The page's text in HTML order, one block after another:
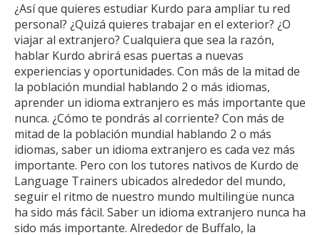
¿Así que quieres estudiar Kurdo para ampliar tu red
personal? ¿Quizá quieres trabajar en el exterior? ¿O
viajar al extranjero? Cualquiera que sea la razón,
hablar Kurdo abrirá esas puertas a nuevas
experiencias y oportunidades. Con más de la mitad de
la población mundial hablando 2 o más idiomas,
aprender un idioma extranjero es más importante que
nunca. ¿Cómo te pondrás al corriente? Con más de
mitad de la población mundial hablando 2 o más
idiomas, saber un idioma extranjero es cada vez más
importante. Pero con los tutores nativos de Kurdo de
Language Trainers ubicados alrededor del mundo,
seguir el ritmo de nuestro mundo multilingüe nunca
ha sido más fácil. Saber un idioma extranjero nunca ha
sido más importante. Alrededor de Buffalo, la